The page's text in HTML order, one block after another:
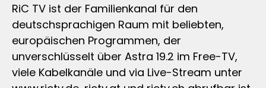
RiC TV ist der Familienkanal für den
deutschsprachigen Raum mit beliebten,
europäischen Programmen, der
unverschlüsselt über Astra 19.2 im Free-TV,
viele Kabelkanäle und via Live-Stream unter